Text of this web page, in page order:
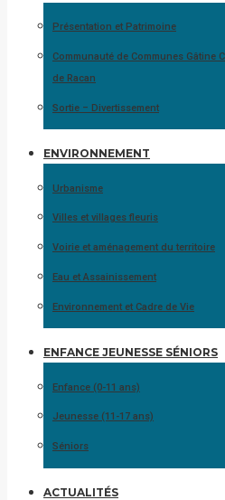
Présentation et Patrimoine
Communauté de Communes Gâtine
de Racan
Sortie – Divertissement
ENVIRONNEMENT
Urbanisme
Villes et villages fleuris
Voirie et aménagement du territoire
Eau et Assainissement
Environnement et Cadre de Vie
ENFANCE JEUNESSE SÉNIORS
Enfance (0-11 ans)
Jeunesse (11-17 ans)
Séniors
ACTUALITÉS